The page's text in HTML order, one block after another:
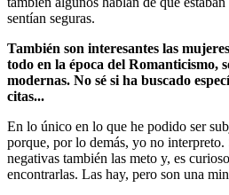
sentían seguras.
También son interesantes las
todo en la época del Romanticismo,
modernas. No sé si ha buscado
citas...
En lo único en lo que he podido ser
porque, por lo demás, yo no
negativas también las meto y, es
encontrarlas. Las hay, pero son una